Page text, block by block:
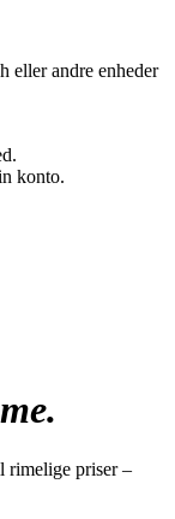
eller andre enheder
konto.
rimelige priser –